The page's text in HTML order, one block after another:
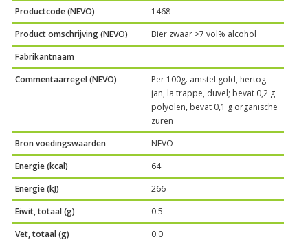
Productcode (NEVO)
1468
Product omschrijving (NEVO)
Bier zwaar >7 vol% alcohol
Fabrikantnaam
Commentaarregel (NEVO)
Per 100g. amstel gold, hertog
jan, la trappe, duvel; bevat 0,2 g
polyolen, bevat 0,1 g organische
zuren
Bron voedingswaarden
NEVO
Energie (kcal)
64
Energie (kJ)
266
Eiwit, totaal (g)
0.5
Vet, totaal (g)
0.0